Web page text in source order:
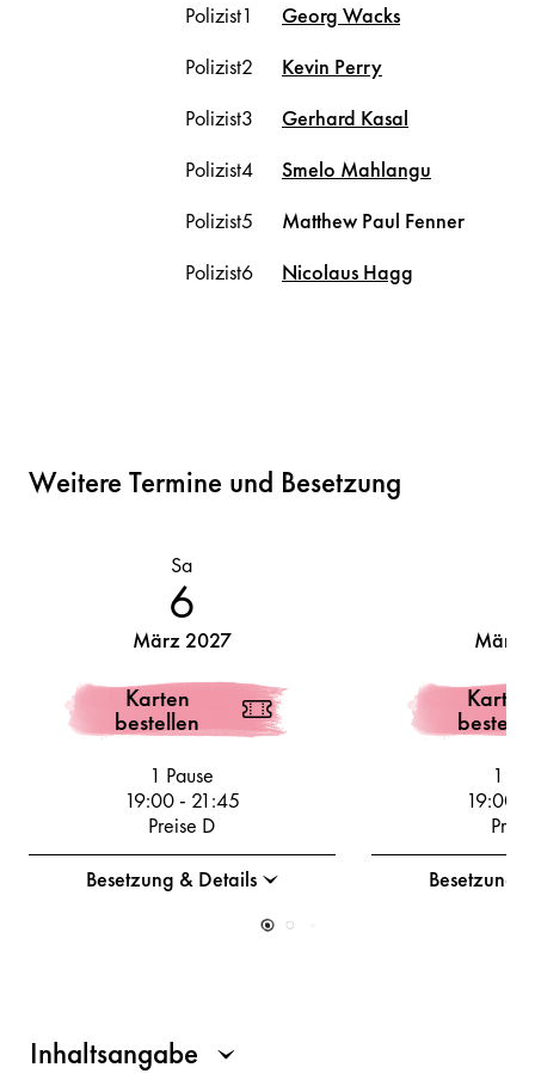
Polizist1
Georg Wacks
Polizist2
Kevin Perry
Polizist3
Gerhard Kasal
Polizist4
Smelo Mahlangu
Polizist5
Matthew Paul Fenner
Polizist6
Nicolaus Hagg
Weitere Termine und Besetzung
Sa
6
März 2027
Karten
bestellen
1 Pause
19:00- 21:45
Preise D
Besetzung & Details
März
Karten
1
19:00
Besetzung
Inhaltsangabe